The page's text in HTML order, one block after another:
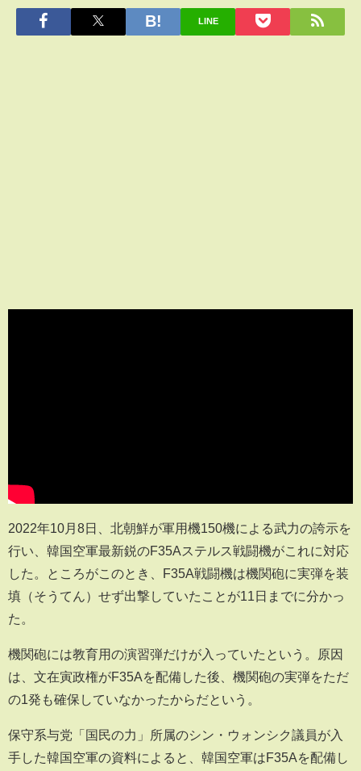
LINE
2022年10月8日、北朝鮮が軍用機150機による武力の誇示を
行い、韓国空軍最新鋭のF35Aステルス戦闘機がこれに対応
した。ところがこのとき、F35A戦闘機は機関砲に実弾を装
填（そうてん）せず出撃していたことが11日までに分かっ
た。
機関砲には教育用の演習弾だけが入っていたという。原因
は、文在寅政権がF35Aを配備した後、機関砲の実弾をただ
の1発も確保していなかったからだという。
保守系与党「国民の力」所属のシン・ウォンシク議員が入
手した韓国空軍の資料によると、韓国空軍はF35Aを配備し